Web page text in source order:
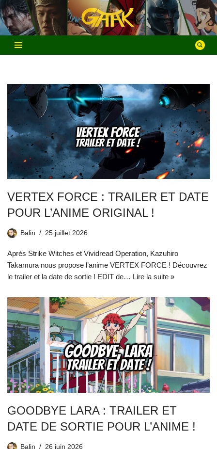
Aller
au
contenu
VERTEX FORCE : TRAILER ET DATE
POUR L’ANIME ORIGINAL !
Balin 25 juillet 2026
Après Strike Witches et Vividread Operation, Kazuhiro
Takamura nous propose l’anime VERTEX FORCE ! Découvrez
le trailer et la date de sortie ! EDIT de… Lire la suite »
GOODBYE LARA : TRAILER ET
DATE DE SORTIE POUR L’ANIME !
Balin 26 juin 2026